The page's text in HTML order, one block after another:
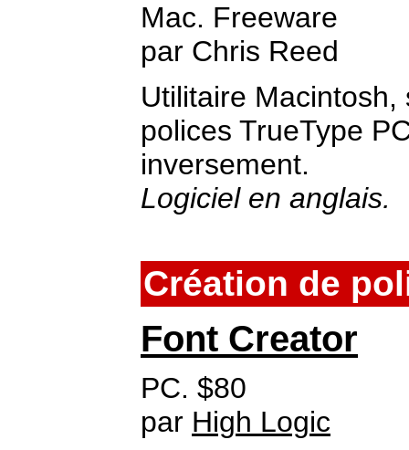
Mac. Freeware
par Chris Reed
Utilitaire
polices TrueType
inversement.
Logiciel en anglais.
Création de
Font Creator
PC. $80
par High Logic